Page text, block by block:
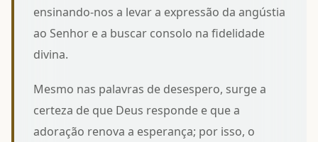
ensinando-nos a levara expressão da angústia
ao Senhor e a buscar consolo na fidelidade
divina.
Mesmo nas palavras de desespero, surge a
certeza de que Deus responde e que a
adoração renova a esperança; por isso, o